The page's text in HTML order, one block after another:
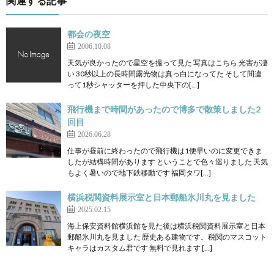
都会の夜空
2006.10.08
天気が良かったので星空を撮って見た 写真はこちら 光害が凄
い 30秒以上の長時間露光物は真っ白になってた そして間違
って1秒シャッターを押した中央下の[…]
飛行機まで時間があったので博多で散策しました2
回目
2026.06.28
仕事が昼前に終わったので飛行機は1便早いのに変更できま
したが結構時間があります ということで色々巡りました 天気
もよく暑いので地下鉄移動です 福岡タワ[…]
横浜税関資料展示室と日本郵船氷川丸を見ました
2025.02.15
海上保安資料館横浜館を見た後は横浜税関資料展示室と日本
郵船氷川丸を見ました 歴史ある建物です。税関のマスコット
キャラはカスタム君です 無料で見れます […]